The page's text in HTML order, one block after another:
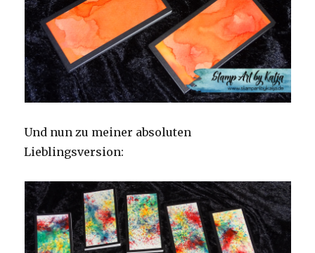
Und nun zu meiner absoluten
Lieblingsversion: